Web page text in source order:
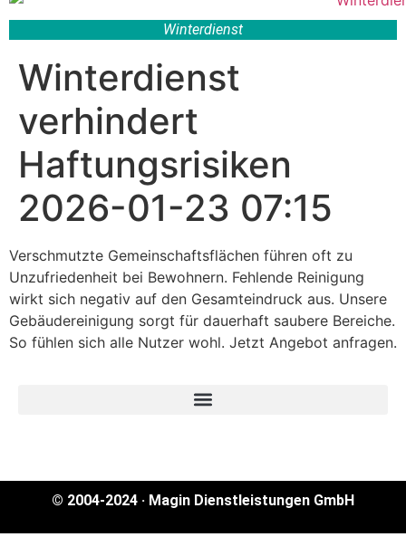
Winterdienst
Winterdienst
verhindert
Haftungsrisiken
2026-01-23 07:15
Verschmutzte Gemeinschaftsflächen führen oft zu
Unzufriedenheit bei Bewohnern. Fehlende Reinigung
wirkt sich negativ auf den Gesamteindruck aus. Unsere
Gebäudereinigung sorgt für dauerhaft saubere Bereiche.
So fühlen sich alle Nutzer wohl. Jetzt Angebot anfragen.
© 2004-2024 · Magin Dienstleistungen GmbH